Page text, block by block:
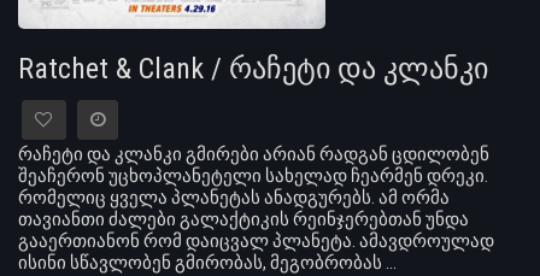
Ratchet & Clank / რაჩეტი და კლანკი
რაჩეტი და კლანკი გმირები არიან რადგან ცდილობენ
შეაჩერონ უცხოპლანეტელი სახელად ჩეარმენ დრეკი.
რომელიც ყველა პლანეტას ანადგურებს. ამ ორმა
თავიანთი ძალები გალაქტიკის რეინჯერებთან უნდა
გააერთიანონ რომ დაიცვალ პლანეტა. ამავდროულად
ისინი სწავლობენ გმირობას, მეგობრობას ...